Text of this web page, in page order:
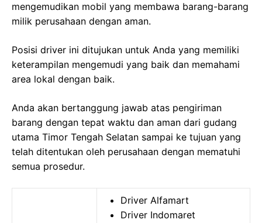
mengemudikan mobil yang membawa barang-barang
milik perusahaan dengan aman.
Posisi driver ini ditujukan untuk Anda yang memiliki
keterampilan mengemudi yang baik dan memahami
area lokal dengan baik.
Anda akan bertanggung jawab atas pengiriman
barang dengan tepat waktu dan aman dari gudang
utama Timor Tengah Selatan sampai ke tujuan yang
telah ditentukan oleh perusahaan dengan mematuhi
semua prosedur.
Driver Alfamart
Driver Indomaret